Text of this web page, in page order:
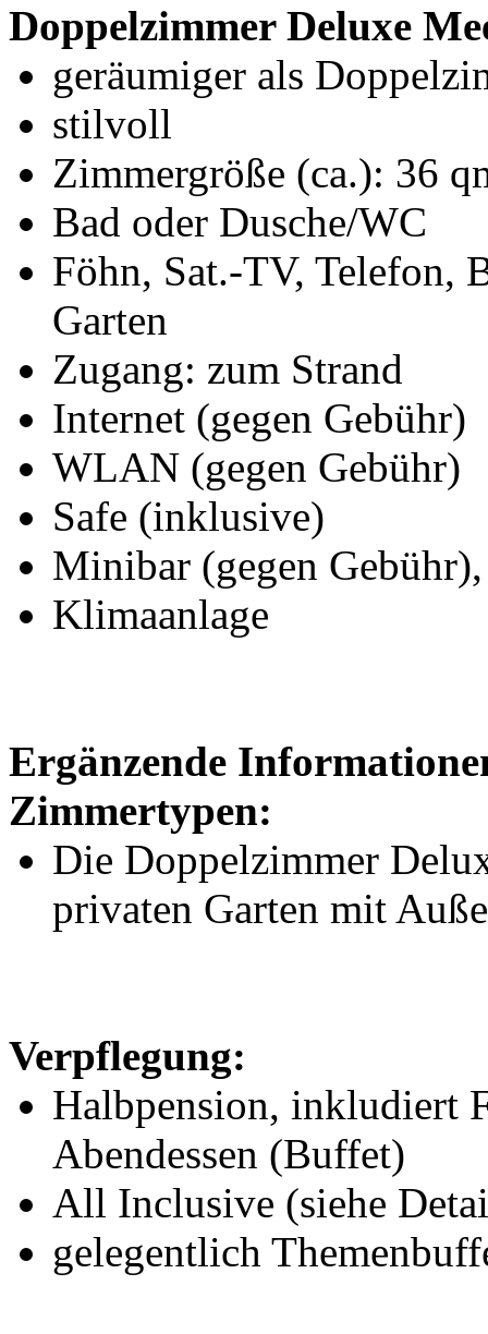
Doppelzimmer Deluxe
geräumiger als
stilvoll
Zimmergröße (ca.): 36
Bad oder Dusche/WC
Föhn, Sat.-TV, Telefon,
Garten
Zugang: zum Strand
Internet (gegen Gebühr)
WLAN (gegen Gebühr)
Safe (inklusive)
Minibar (gegen
Klimaanlage
Ergänzende
Zimmertypen:
Die Doppelzimmer
privaten Garten mit
Verpflegung:
Halbpension, inkludiert
Abendessen (Buffet)
All Inclusive (siehe
gelegentlich